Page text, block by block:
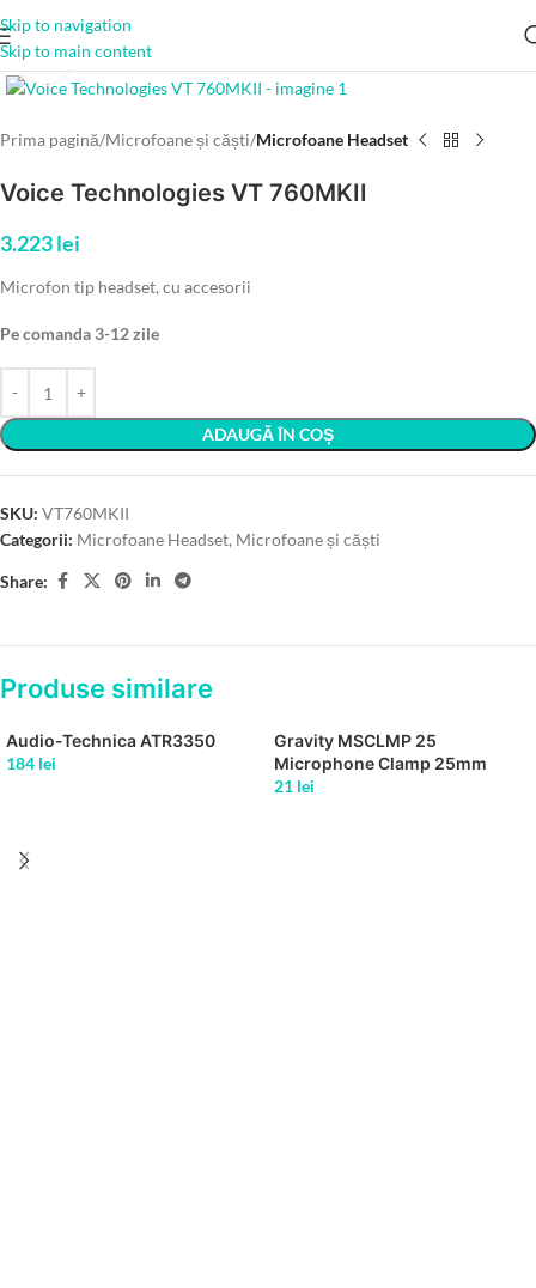
Skip to navigation
Skip to main content
Click to enlarge
Prima pagină Microfoane și căști Microfoane Headset
Voice Technologies VT 760MKII
3.223lei
Microfon tip headset, cu accesorii
Pe comanda 3-12 zile
ADAUGĂ ÎN COȘ
SKU: VT760MKII
Categorii: Microfoane Headset, Microfoane și căști
Share:
Produse similare
Audio-Technica ATR3350
184 lei
Gravity MSCLMP 25
Microphone Clamp 25mm
21 lei